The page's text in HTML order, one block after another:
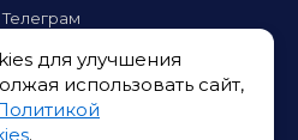
Телеграм
Тик-Ток
для улучшения
использовать сайт,
.